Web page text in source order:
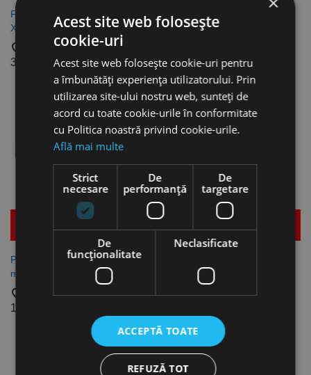
Fierastrau sabie - SSPE 1500
X, Milwaukee
favorite_border
3.175,82 lei 4.178,71 lei
Disc cu dinti din carbura de
wolfram, D x d 185 x 20 mm,
favorite_border
431,78 lei
Postament UWT 3200 pentru
modelele Holzkraft
favorite_border
1.271,81 lei
marmura, 170 x 22.23 mm
pentru CS 60 WET, Flex
Acest site web folosește
cookie-uri
Acest site web folosește cookie-uri pentru
a îmbunătăți experiența utilizatorului. Prin
utilizarea site-ului nostru web, sunteți de
acord cu toate cookie-urile în conformitate
cu Politica noastră privind cookie-urile.
Află mai multe
Strict
necesare
De
performanță
De
targetare
De
funcţionalitate
Neclasificate
ACCEPTĂ TOATE
REFUZĂ TOT